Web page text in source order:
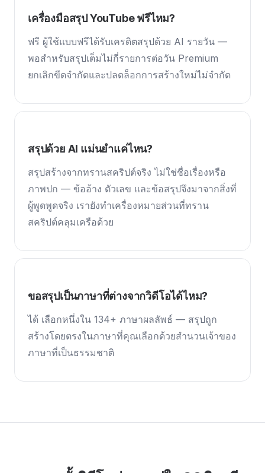
เครื่องมือสรุป YouTube ฟรีไหม?
ฟรี ผู้ใช้แบบฟรีได้รับเครดิตสรุปด้วย AI รายวัน —
พอสำหรับสรุปเต็มไม่กี่รายการต่อวัน Premium
ยกเลิกขีดจำกัดและปลดล็อกการสร้างใหม่ไม่จำกัด
สรุปด้วย AI แม่นยำแค่ไหน?
สรุปสร้างจากทรานสคริปต์จริง ไม่ใช่ชื่อเรื่องหรือ
ภาพปก — ข้ออ้าง ตัวเลข และข้อสรุปจึงมาจากสิ่งที่
ผู้พูดพูดจริง เรายังทำเครื่องหมายส่วนที่ทราน
สคริปต์คลุมเครือด้วย
ขอสรุปเป็นภาษาที่ต่างจากวิดีโอได้ไหม?
ได้ เลือกหนึ่งใน 134+ ภาษาผลลัพธ์ — สรุปถูก
สร้างโดยตรงในภาษาที่คุณเลือกด้วยสำนวนเจ้าของ
ภาษาที่เป็นธรรมชาติ